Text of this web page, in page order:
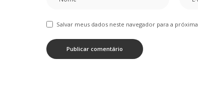
Salvar meus dados neste navegador para a